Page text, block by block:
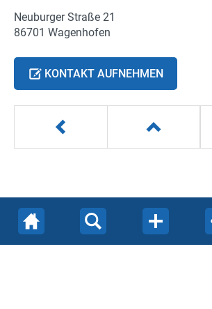
Neuburger Straße 21
86701 Wagenhofen
KONTAKT AUFNEHMEN